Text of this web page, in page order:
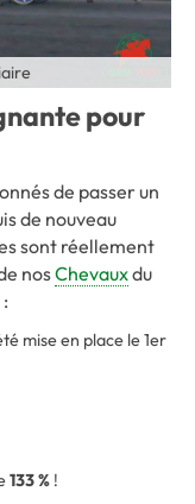
pour
de passer un
de nouveau
sont réellement
nosChevauxdu
mise en place le 1er
133 % !